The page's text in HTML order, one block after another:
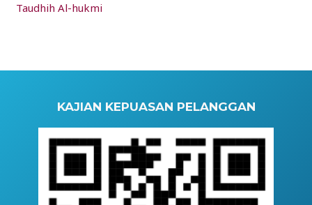
Taudhih Al-hukmi
KAJIAN KEPUASAN PELANGGAN